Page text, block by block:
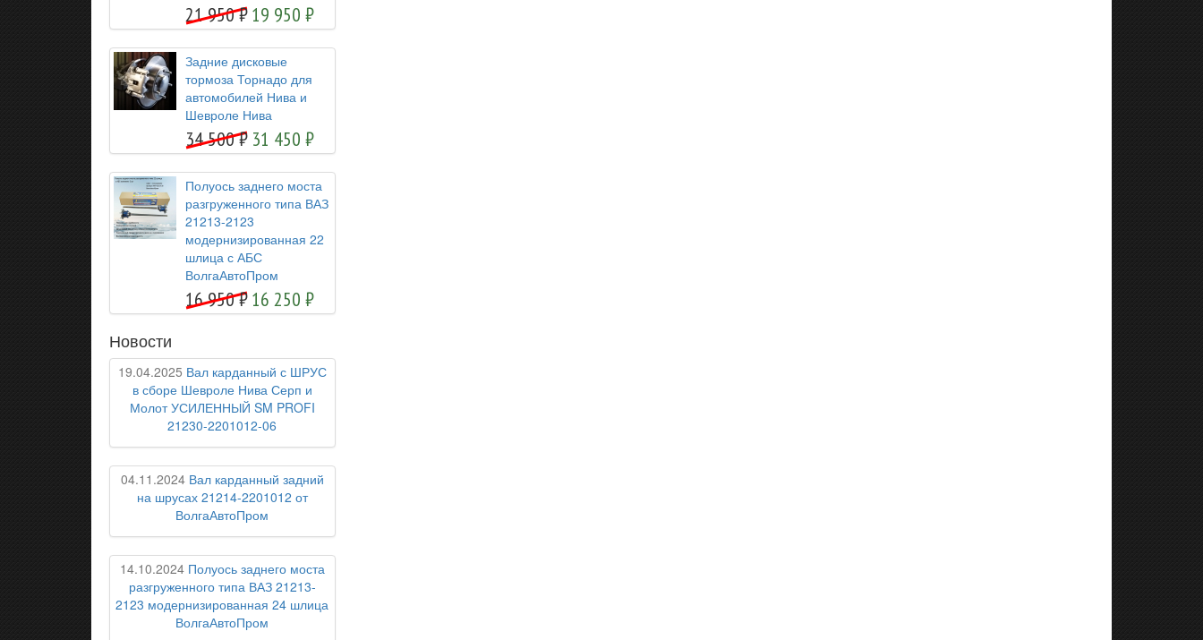
21 950 19 950
Задние дисковые
тормоза Торнадо для
автомобилей Нива и
Шевроле Нива
34 500 31 450
Полуось заднего моста
разгруженного типа ВАЗ
21213-2123
модернизированная 22
шлица с АБС
ВолгаАвтоПром
16 950 16 250
Новости
19.04.2025 Вал карданный с ШРУС
в сборе Шевроле Нива Серп и
Молот УСИЛЕННЫЙ SM PROFI
21230-2201012-06
04.11.2024Вал карданный задний
на шрусах 21214-2201012 от
ВолгаАвтоПром
14.10.2024Полуось заднего моста
разгруженного типа ВАЗ 21213-
2123 модернизированная 24 шлица
ВолгаАвтоПром